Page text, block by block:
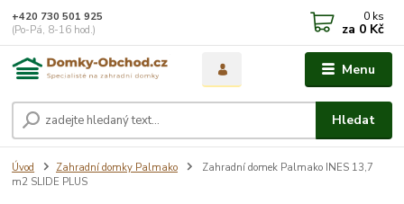
Menu
Hledat
+420 730 501 925
(Po-Pá, 8-16 hod.)
0 ks
za 0 Kč
Úvod Zahradní domky Palmako
Zahradní domek Palmako INES 13,7
m2 SLIDE PLUS